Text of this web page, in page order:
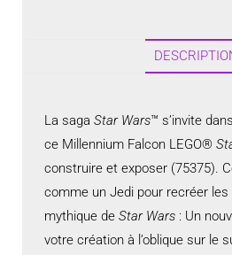
La saga Star Wars™ s’invite
ce Millennium Falcon LEGO®
construire et exposer (75375).
comme un Jedi pour recréer
mythique de Star Wars : Un
votre création à l’oblique sur le